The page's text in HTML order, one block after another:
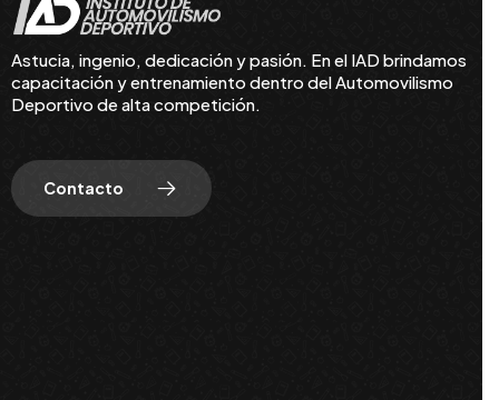
Astucia, ingenio, dedicación y pasión. En el IAD brindamos
capacitación y entrenamiento dentro del Automovilismo
Deportivo de alta competición.
Contacto